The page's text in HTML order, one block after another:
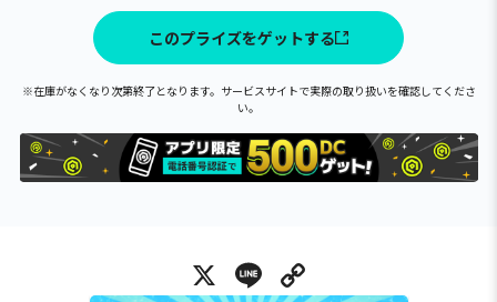
このプライズをゲットする
※在庫がなくなり次第終了となります。サービスサイトで実際の取り扱いを確認してくださ
い。
X Line